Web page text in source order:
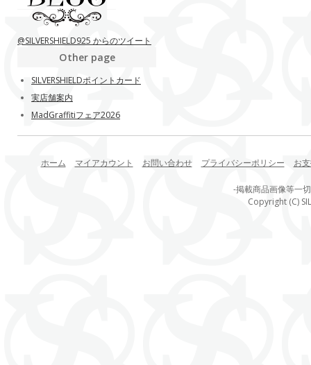
@SILVERSHIELD925 からのツイート
Other page
SILVERSHIELDポイントカード
実店舗案内
MadGraffitiフェア2026
ホーム マイアカウント お問い合わせ プライバシーポリシー お
-掲載商品画像等一
Copyright (C)